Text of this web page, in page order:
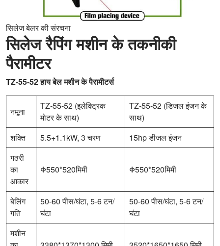
सिलेज बेलर की संरचना
सिलेज रैपिंग मशीन के तकनीकी
पैरामीटर
TZ-55-52 हाय बेल मशीन के पैरामीटर्स
नमूना
TZ-55-52 (इलेक्ट्रिक
मोटर के साथ)
TZ-55-52 (डिजल इंजन के
साथ)
शक्ति
5.5+1.1kW, 3 चरण
15hp डीजल इंजन
गठरी
का
आकार
Φ550*520मिमी Φ550*520मिमी
बेलिंग
गति
50-60 पीस/घंटा, 5-6 टन/
घंटा
50-60 पीस/घंटा, 5-6 टन/
घंटा
मशीन